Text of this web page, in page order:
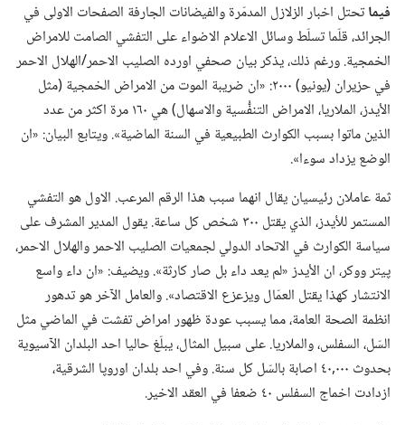
فيماتحتل اخبار الزلازل المدمّرة والفيضانات الجارفة الصفحات الاولى في
الجرائد،‏ قلّما تسلّط وسائل الاعلام الاضواء على التفشي الصامت للامراض
الخمجية.‏ ورغم ذلك،‏ يذكر بيان صحفي اورده الصليب الاحمر/‏الهلال الاحمر
في حزيران (‏يونيو)‏ ٢٠٠٠:‏ «ان ضريبة الموت من الامراض الخمجية (‏مثل
الأيدز،‏ الملاريا،‏ الامراض التنفُّسية والاسهال)‏ هي ١٦٠ مرة اكثر من عدد
الذين ماتوا بسبب الكوارث الطبيعية في السنة الماضية».‏ ويتابع البيان:‏ «ان
الوضع يزداد سوءا».‏
ثمة عاملان رئيسيان يقال انهما سبب هذا الرقم المرعب.‏ الاول هو التفشي
المستمر للأيدز،‏ الذي يقتل ٣٠٠ شخص كل ساعة.‏ يقول المدير المشرف على
سياسة الكوارث في الاتحاد الدولي لجمعيات الصليب الاحمر والهلال الاحمر،‏
پيتر ووكر،‏ ان الأيدز «لم يعد داء بل صار كارثة».‏ ويضيف:‏ «ان داء واسع
الانتشار كهذا يقتل العمّال ويزعزع الاقتصاد».‏ والعامل الآخر هو تدهور
انظمة الصحة العامة،‏ مما يسبب عودة ظهور امراض تفشت في الماضي مثل
السّل،‏ السفلس،‏ والملاريا.‏ على سبيل المثال،‏ يبلّغ حاليا احد البلدان الآسيوية
بحدوث ٠٠٠‏,٤٠ اصابة بالسّل كل سنة.‏ وفي احد بلدان اوروپا الشرقية،‏
ازدادت اخماج السفلس ٤٠ ضعفا في العقد الاخير.‏